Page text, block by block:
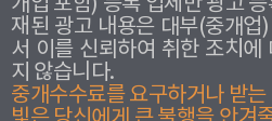
재된 광고 내용은 대부(중개업
서 이를 신뢰하여 취한 조치에
지 않습니다.
중개수수료를 요구하거나 받